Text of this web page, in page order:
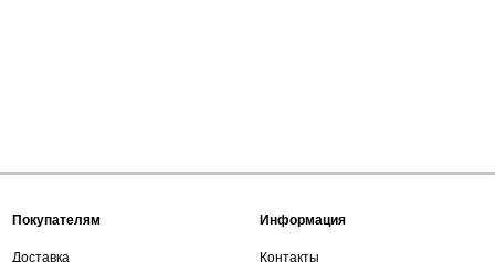
Покупателям
Доставка
Информация
Контакты